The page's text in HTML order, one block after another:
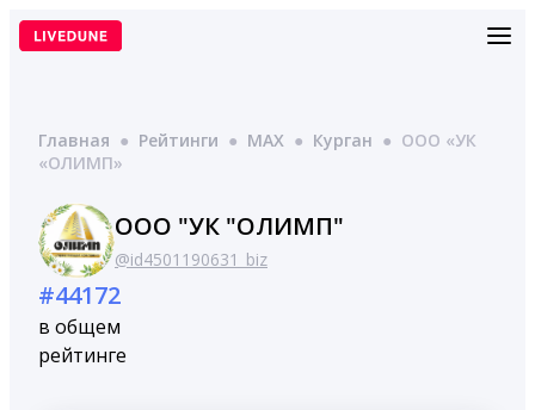
Перейти
Главная ● Рейтинги ● MAX ● Курган ● ООО «УК
«ОЛИМП»
ООО "УК "ОЛИМП"
@id4501190631_biz
#44172
в общем
рейтинге